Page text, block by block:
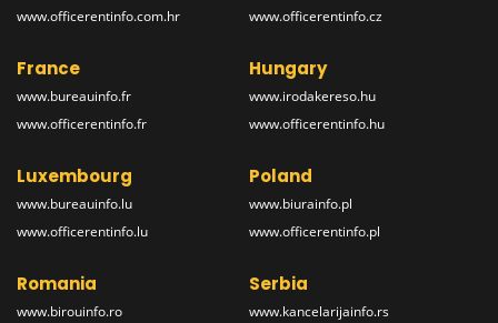
www.officerentinfo.com.hr
www.officerentinfo.cz
France
www.bureauinfo.fr
www.officerentinfo.fr
Hungary
www.irodakereso.hu
www.officerentinfo.hu
Luxembourg
www.bureauinfo.lu
www.officerentinfo.lu
Poland
www.biurainfo.pl
www.officerentinfo.pl
Romania
www.birouinfo.ro
Serbia
www.kancelarijainfo.rs